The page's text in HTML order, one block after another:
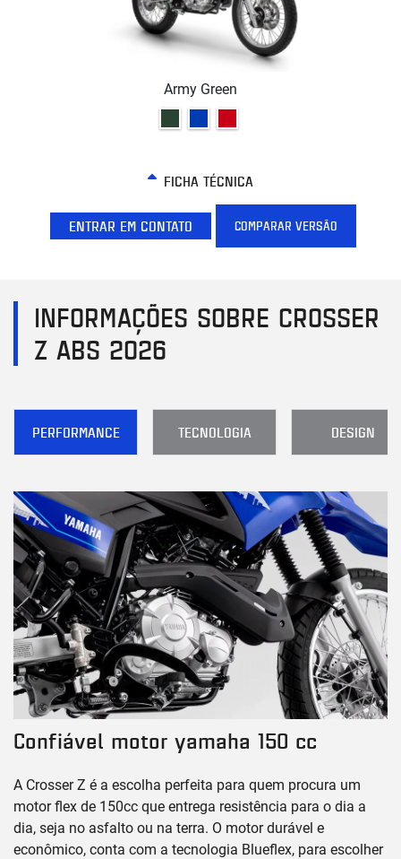
Army Green
FICHA TÉCNICA
ENTRAR EM CONTATO COMPARAR VERSÃO
INFORMAÇÕES SOBRE CROSSER
Z ABS 2026
PERFORMANCE TECNOLOGIA DESIGN
Confiável motor yamaha 150 cc
A Crosser Z é a escolha perfeita para quem procura um
motor flex de 150cc que entrega resistência para o dia a
dia, seja no asfalto ou na terra. O motor durável e
econômico, conta com a tecnologia Blueflex, para escolher